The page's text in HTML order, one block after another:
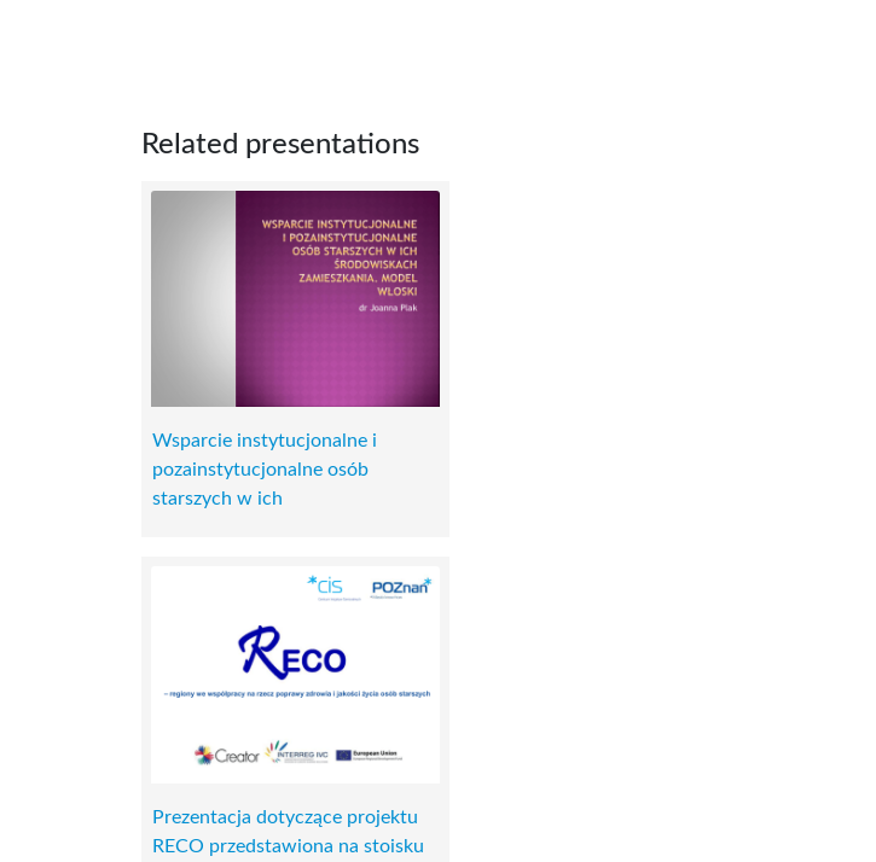
Related presentations
Wsparcie instytucjonalne i
pozainstytucjonalne osób
starszych w ich
Prezentacja dotyczące projektu
RECO przedstawiona na stoisku